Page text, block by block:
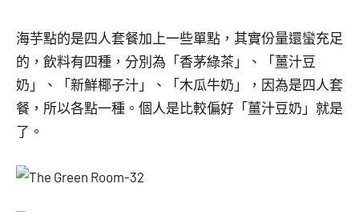
海芋點的是四人套餐加上一些單點，其實份量還蠻充足
的，飲料有四種，分別為「香茅綠茶」、「薑汁豆
奶」、「新鮮椰子汁」、「木瓜牛奶」，因為是四人套
餐，所以各點一種。個人是比較偏好「薑汁豆奶」就是
了。